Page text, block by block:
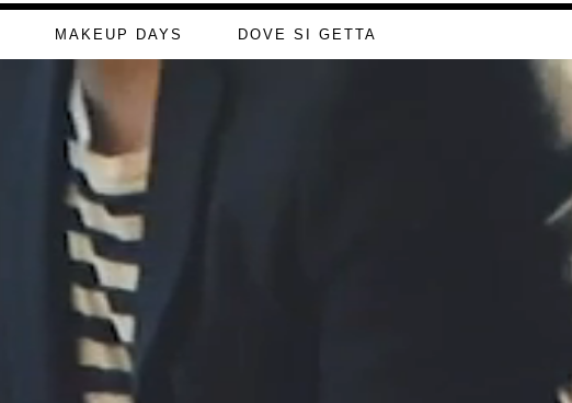
MAKEUP DAYS DOVE SI GETTA